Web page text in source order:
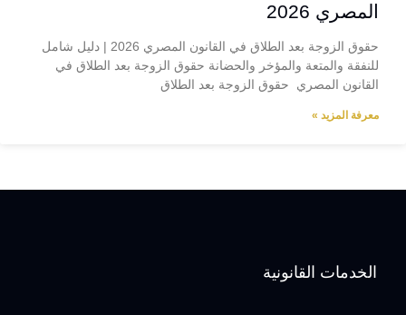
المصري 2026
حقوق الزوجة بعد الطلاق في القانون المصري 2026 | دليل شامل
للنفقة والمتعة والمؤخر والحضانة حقوق الزوجة بعد الطلاق في
القانون المصري حقوق الزوجة بعد الطلاق
معرفة المزيد »
الخدمات القانونية